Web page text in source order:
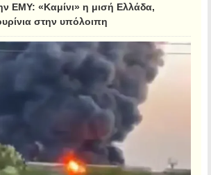
ΕΜΥ: «Καμίνι» η μισή Ελλάδα,
στην υπόλοιπη